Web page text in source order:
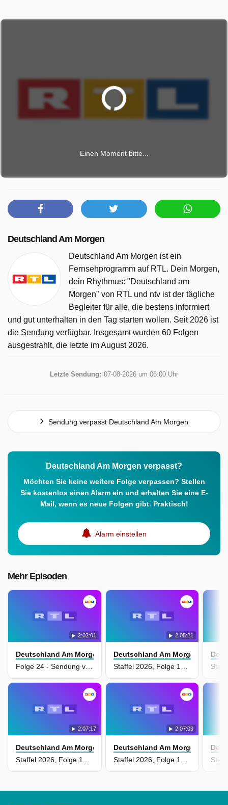
Einen Moment bitte...
Deutschland Am Morgen
Deutschland Am Morgen ist ein
Fernsehprogramm auf RTL. Dein Morgen,
dein Rhythmus: "Deutschland am
Morgen" von RTL und ntv ist der tägliche
Begleiter für alle, die bestens informiert
und gut unterhalten in den Tag starten wollen. Seit 2026 ist
die Sendung verfügbar. Insgesamt wurden 60 Folgen
ausgestrahlt, die letzte im August 2026.
Letzte Sendung: 07-08-2026 um 06:00 Uhr
Sendung verpasst Deutschland Am Morgen
Deutschland Am Morgen verpasst?
Möchten Sie keine weitere Folge verpassen? Stellen
Sie kostenlos einen Alarm ein und erhalten Sie eine E-
Mail, wenn es neue Folgen gibt. Praktisch!
Alarm einstellen
Mehr Episoden
2:02:01
Deutschland Am Morgen
Folge 24 - Sendung vom 08.06.2026
2:05:21
Deutschland Am Morgen
Staffel 2026, Folge 15 - Sendung vom 26.05.2026
2:07:17
Deutschland Am Morgen
2:07:09
Deutschland Am Morgen